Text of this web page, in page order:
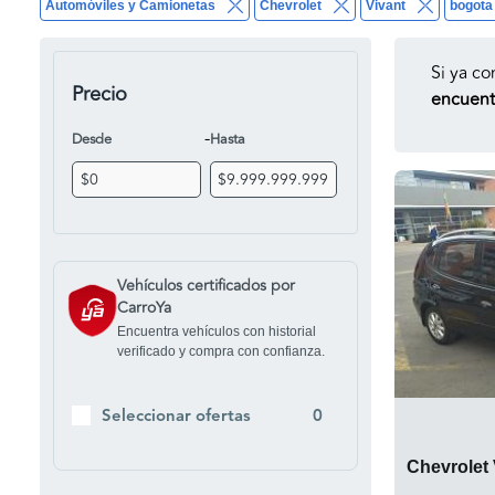
Automóviles y Camionetas Chevrolet Vivant bogota
Precio
Desde -Hasta
Vehículos certificados por
CarroYa
Encuentra vehículos con historial
verificado y compra con confianza.
Seleccionar ofertas 0
Si ya
Chevrolet